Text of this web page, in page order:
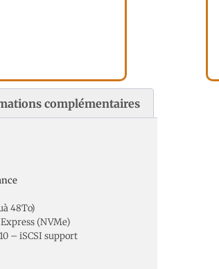
complémentaires
48To)
(NVMe)
– iSCSI support